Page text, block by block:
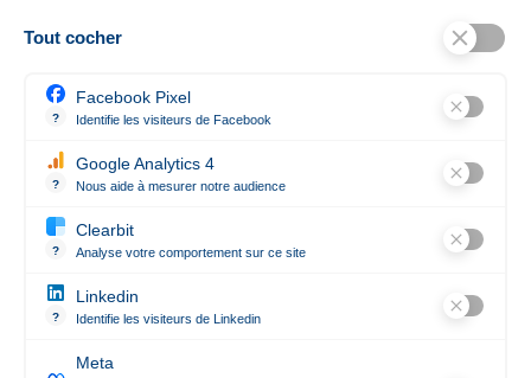
Couleurs Noir,Bleu,Blanc
ÉtatNouveau produit
Contact
Tout cocher
?
Facebook Pixel
Identifie les visiteurs de Facebook
?
Google Analytics 4
Nous aide à mesurer notre audience
?
Clearbit
Analyse votre comportement sur ce site
?
Linkedin
Identifie les visiteurs de Linkedin
Meta